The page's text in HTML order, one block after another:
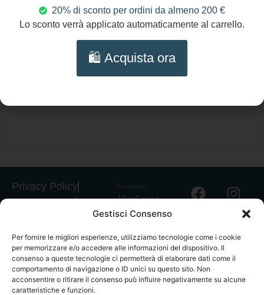
Gestisci Consenso
Per fornire le migliori esperienze, utilizziamo tecnologie come i cookie
per memorizzare e/o accedere alle informazioni del dispositivo. Il
consenso a queste tecnologie ci permetterà di elaborare dati come il
comportamento di navigazione o ID unici su questo sito. Non
acconsentire o ritirare il consenso può influire negativamente su alcune
caratteristiche e funzioni.
140,00€
Collana multifilo Corniola colore cipria –
Girocollo artigianale e lavorazione a
chiacchierinoAggiungi al carrello
Privacy Policy
Cookie Policy
Spedizioni
Informativa
GPSR
Termini e
Via Franz
Fischietti, 15
Palermo
+39
3939546162
info@sikeliac
20% di sconto per ordini da almeno 200 €
Lo sconto verrà applicato automaticamente al carrello.
🛍️ Acquista ora